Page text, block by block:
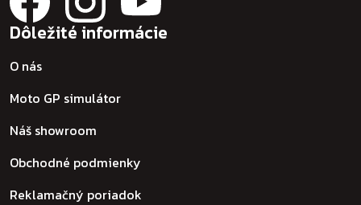
Dôležité informácie
O nás
Moto GP simulátor
Náš showroom
Obchodné podmienky
Reklamačný poriadok